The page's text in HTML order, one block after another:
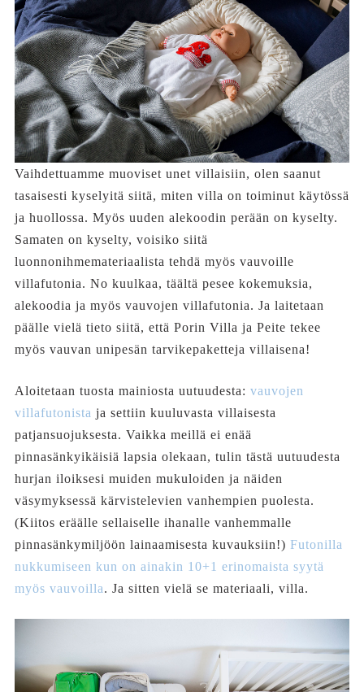
Vaihdettuamme muoviset unet villaisiin, olen saanut
tasaisesti kyselyitä siitä, miten villa on toiminut käytössä
ja huollossa. Myös uuden alekoodin perään on kyselty.
Samaten on kyselty, voisiko siitä
luonnonihmemateriaalista tehdä myös vauvoille
villafutonia. No kuulkaa, täältä pesee kokemuksia,
alekoodia ja myös vauvojen villafutonia. Ja laitetaan
päälle vielä tieto siitä, että Porin Villa ja Peite tekee
myös vauvan unipesän tarvikepaketteja villaisena!
Aloitetaan tuosta mainiosta uutuudesta: vauvojen
villafutonista ja settiin kuuluvasta villaisesta
patjansuojuksesta. Vaikka meillä ei enää
pinnasänkyikäisiä lapsia olekaan, tulin tästä uutuudesta
hurjan iloiksesi muiden mukuloiden ja näiden
väsymyksessä kärvistelevien vanhempien puolesta.
(Kiitos eräälle sellaiselle ihanalle vanhemmalle
pinnasänkymiljöön lainaamisesta kuvauksiin!) Futonilla
nukkumiseen kun on ainakin 10+1 erinomaista syytä
myös vauvoilla. Ja sitten vielä se materiaali, villa.